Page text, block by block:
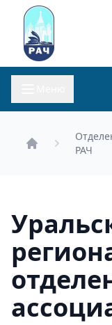
РАЧ